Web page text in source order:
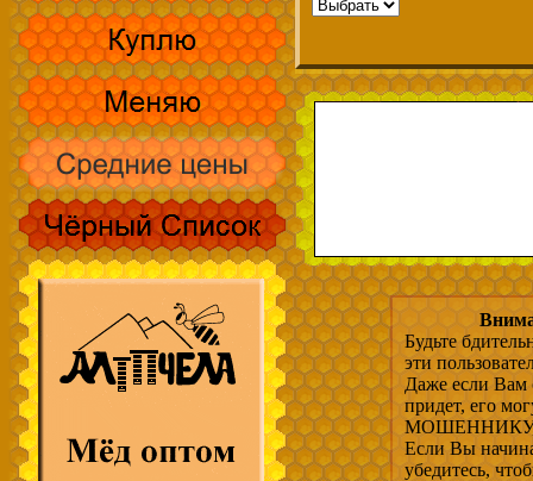
Будьте
эти
Даже если Вам
придет, его
МОШЕННИКУ,
Если Вы
убедитесь,